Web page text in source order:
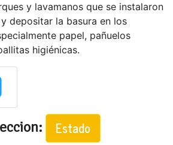
y lavamanos que se instalaron
depositar la basura en los
papel, pañuelos
higiénicas.
Estado